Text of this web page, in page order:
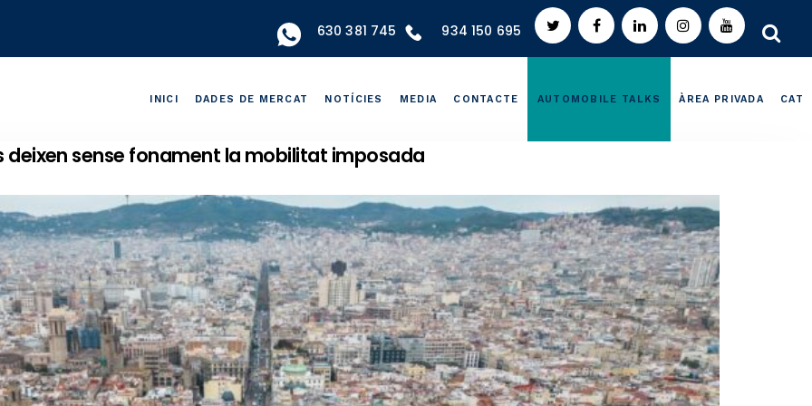
630 381 745 934 150 695
INICI DADES DE MERCAT NOTÍCIES MEDIA CONTACTE AUTOMOBILE TALKS ÀREA PRIVADA CAT
deixen sense fonament la mobilitat imposada